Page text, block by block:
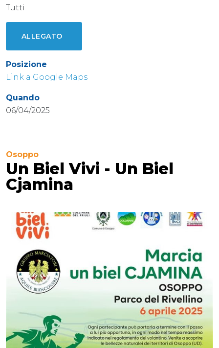
Tutti
ALLEGATO
Posizione
Link a Google Maps
Quando
06/04/2025
Osoppo
Un Biel Vivi - Un Biel
Cjamina